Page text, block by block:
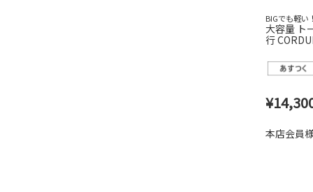
BIGでも軽い
大容量 ト
行
2l
¥
本店会員